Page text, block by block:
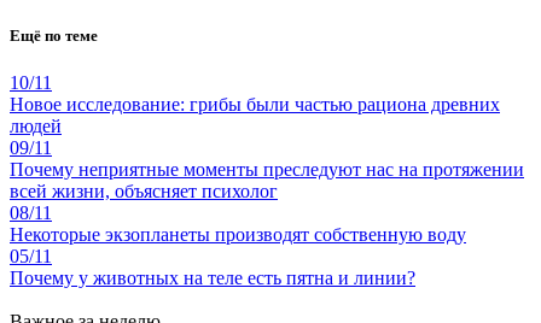
Ещё по теме
10/11
Новое исследование: грибы были частью рациона древних
людей
09/11
Почему неприятные моменты преследуют нас на протяжении
всей жизни, объясняет психолог
08/11
Некоторые экзопланеты производят собственную воду
05/11
Почему у животных на теле есть пятна и линии?